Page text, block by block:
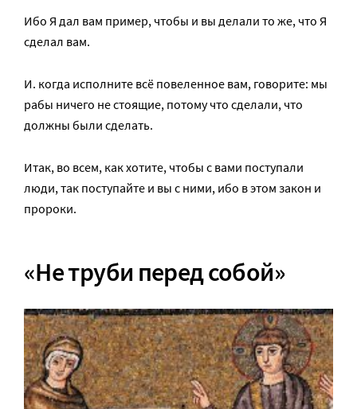
Ибо Я дал вам пример, чтобы и вы делали то же, что Я
сделал вам.
И. когда исполните всё повеленное вам, говорите: мы
рабы ничего не стоящие, потому что сделали, что
должны были сделать.
Итак, во всем, как хотите, чтобы с вами поступали
люди, так поступайте и вы с ними, ибо в этом закон и
пророки.
«Не труби перед собой»